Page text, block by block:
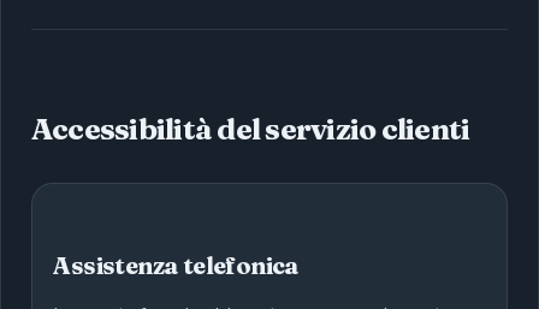
Accessibilità del servizio clienti
Assistenza telefonica